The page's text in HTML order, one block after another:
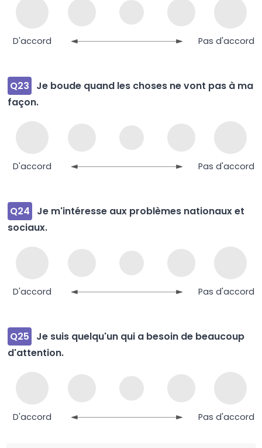
D'accord Pas d'accord
Q23
Je boude quand les choses ne vont pas à ma
façon.
D'accord Pas d'accord
Q24
Je m'intéresse aux problèmes nationaux et
sociaux.
D'accord Pas d'accord
Q25
Je suis quelqu'un qui a besoin de beaucoup
d'attention.
D'accord Pas d'accord